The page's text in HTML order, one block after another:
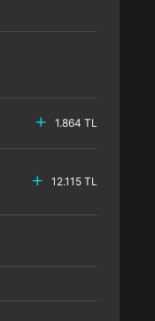
1.864 TL
12.115 TL